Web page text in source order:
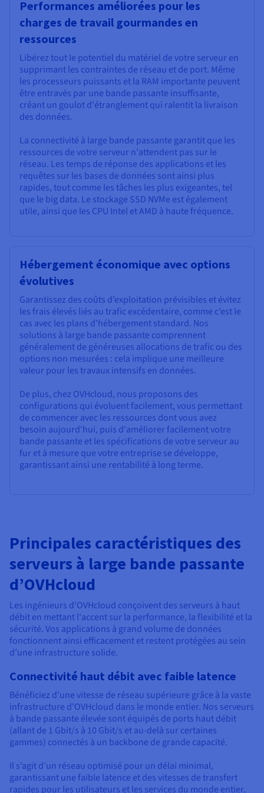
Performances améliorées pour les
charges de travail gourmandes en
ressources
Libérez tout le potentiel du matériel de votre serveur en
supprimant les contraintes de réseau et de port. Même
les processeurs puissants et la RAM importante peuvent
être entravés par une bande passante insuffisante,
créant un goulot d'étranglement qui ralentit la livraison
des données.
La connectivité à large bande passante garantit que les
ressources de votre serveur n'attendent pas sur le
réseau. Les temps de réponse des applications et les
requêtes sur les bases de données sont ainsi plus
rapides, tout comme les tâches les plus exigeantes, tel
que le big data. Le stockage SSD NVMe est également
utile, ainsi que les CPU Intel et AMD à haute fréquence.
Hébergement économique avec options
évolutives
Garantissez des coûts d’exploitation prévisibles et évitez
les frais élevés liés au trafic excédentaire, comme c’est le
cas avec les plans d’hébergement standard. Nos
solutions à large bande passante comprennent
généralement de généreuses allocations de trafic ou des
options non mesurées : cela implique une meilleure
valeur pour les travaux intensifs en données.
De plus, chez OVHcloud, nous proposons des
configurations qui évoluent facilement, vous permettant
de commencer avec les ressources dont vous avez
besoin aujourd'hui, puis d'améliorer facilement votre
bande passante et les spécifications de votre serveur au
fur et à mesure que votre entreprise se développe,
garantissant ainsi une rentabilité à long terme.
Principales caractéristiques des
serveurs à large bande passante
d’OVHcloud
Les ingénieurs d'OVHcloud conçoivent des serveurs à haut
débit en mettant l'accent sur la performance, la flexibilité et la
sécurité. Vos applications à grand volume de données
fonctionnent ainsi efficacement et restent protégées au sein
d’une infrastructure solide.
Connectivité haut débit avec faible latence
Bénéficiez d'une vitesse de réseau supérieure grâce à la vaste
infrastructure d'OVHcloud dans le monde entier. Nos serveurs
à bande passante élevée sont équipés de ports haut débit
(allant de 1 Gbit/s à 10 Gbit/s et au-delà sur certaines
gammes) connectés à un backbone de grande capacité.
Il s’agit d’un réseau optimisé pour un délai minimal,
garantissant une faible latence et des vitesses de transfert
rapides pour les utilisateurs et les services du monde entier,